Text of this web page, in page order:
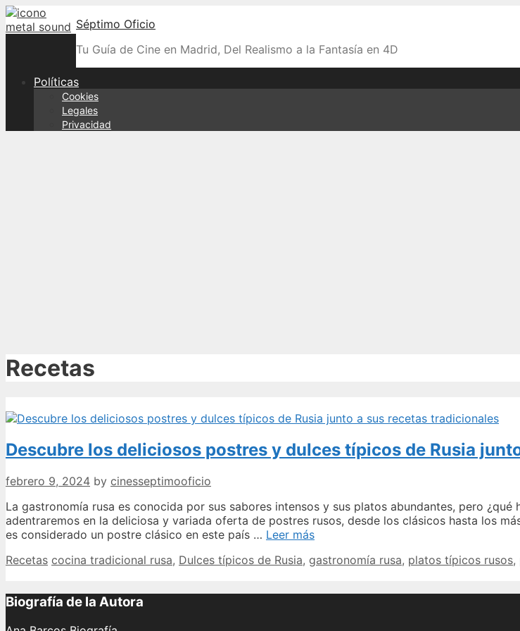
Skip
to
Séptimo Oficio
Tu Guía de Cine en Madrid, Del Realismo a la Fantasía en 4D
Políticas
Cookies
Legales
Privacidad
Recetas
Descubre los deliciosos postres y dulces típicos de Rusia
febrero 9, 2024 by cinesseptimooficio
La gastronomía rusa es conocida por sus sabores intensos y sus platos abundantes, pero
adentraremos en la deliciosa y variada oferta de postres rusos, desde los clásicos hasta los
es considerado un postre clásico en este país … Leer másDescubre
deliciosos
Categories
Recetas Tags
cocina tradicional rusa, Dulces típicos de Rusia, gastronomía rusa, platos típicos rusos,
Biografía de la Autora